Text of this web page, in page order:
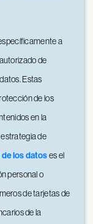
a
de
Estas
de los
en la
de
los datoses el
personal o
de tarjetas de
de la